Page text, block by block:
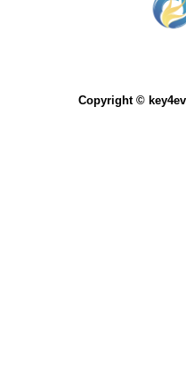
Copyright ©